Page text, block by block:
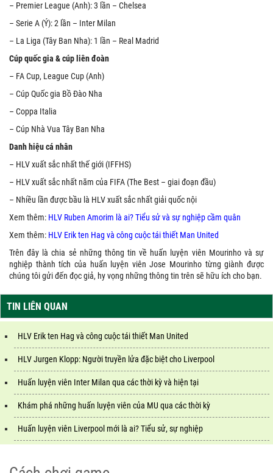
– Premier League (Anh): 3 lần – Chelsea
– Serie A (Ý): 2 lần – Inter Milan
– La Liga (Tây Ban Nha): 1 lần – Real Madrid
Cúp quốc gia & cúp liên đoàn
– FA Cup, League Cup (Anh)
– Cúp Quốc gia Bồ Đào Nha
– Coppa Italia
– Cúp Nhà Vua Tây Ban Nha
Danh hiệu cá nhân
– HLV xuất sắc nhất thế giới (IFFHS)
– HLV xuất sắc nhất năm của FIFA (The Best – giai đoạn đầu)
– Nhiều lần được bầu là HLV xuất sắc nhất giải quốc nội
Xem thêm: HLV Ruben Amorim là ai? Tiểu sử và sự nghiệp cầm quân
Xem thêm: HLV Erik ten Hag và công cuộc tái thiết Man United
Trên đây là chia sẻ những thông tin về huấn luyện viên Mourinho và sự
nghiệp thành tích của huấn luyện viên Jose Mourinho từng giành được
chúng tôi gửi đến đọc giả, hy vọng những thông tin trên sẽ hữu ích cho bạn.
TIN LIÊN QUAN
HLV Erik ten Hag và công cuộc tái thiết Man United
HLV Jurgen Klopp: Người truyền lửa đặc biệt cho Liverpool
Huấn luyện viên Inter Milan qua các thời kỳ và hiện tại
Khám phá những huấn luyện viên của MU qua các thời kỳ
Huấn luyện viên Liverpool mới là ai? Tiểu sử, sự nghiệp